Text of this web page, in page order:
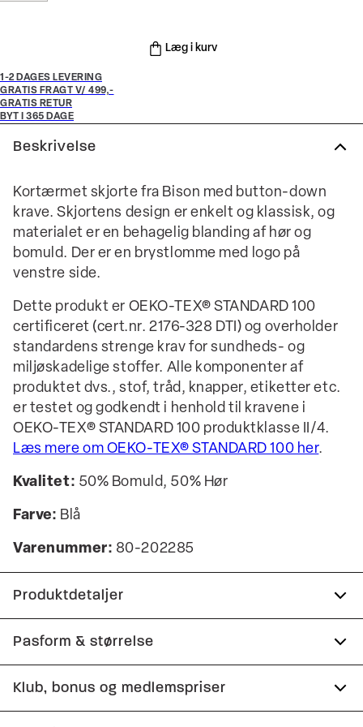
Læg i kurv
1-2 DAGES LEVERING
GRATIS FRAGT V/ 499,-
GRATIS RETUR
BYT I 365 DAGE
Beskrivelse
Kortærmet skjorte fra Bison med button-down
krave. Skjortens design er enkelt og klassisk, og
materialet er en behagelig blanding af hør og
bomuld. Der er en brystlomme med logo på
venstre side.
Dette produkt er OEKO-TEX® STANDARD 100
certificeret (cert.nr. 2176-328 DTI) og overholder
standardens strenge krav for sundheds- og
miljøskadelige stoffer. Alle komponenter af
produktet dvs., stof, tråd, knapper, etiketter etc.
er testet og godkendt i henhold til kravene i
OEKO-TEX® STANDARD 100 produktklasse II/4.
Læs mere om OEKO-TEX® STANDARD 100 her.
Kvalitet: 50% Bomuld, 50% Hør
Farve: Blå
Varenummer: 80-202285
Produktdetaljer
Lomme på venstre bryst.
Skjorten har button-down krave.
Fremstillet i bomuldsblend med hør.
Pasform & størrelse
Fit:Regular fit
Klub, bonus og medlemspriser